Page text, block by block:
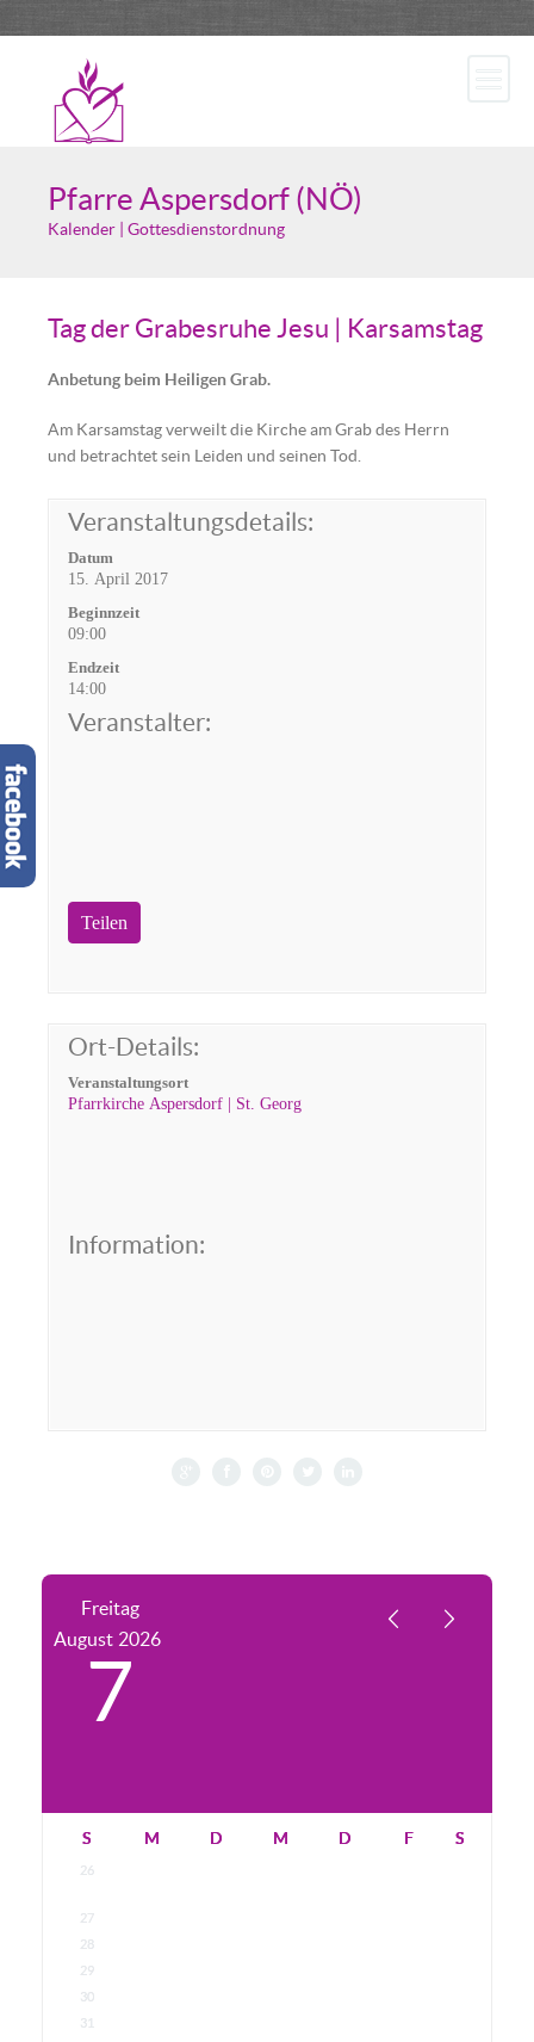
Pfarre Aspersdorf (NÖ)
Kalender | Gottesdienstordnung
Tag der Grabesruhe Jesu | Karsamstag
Anbetung beim Heiligen Grab.
Am Karsamstag verweilt die Kirche am Grab des Herrn
und betrachtet sein Leiden und seinen Tod.
Veranstaltungsdetails:
Datum
15. April 2017
Beginnzeit
09:00
Endzeit
14:00
Veranstalter:
Teilen
Ort-Details:
Veranstaltungsort
Pfarrkirche Aspersdorf | St. Georg
Information:
Freitag
August 2026
7
S M D M D F S
26
27
28
29
30
31